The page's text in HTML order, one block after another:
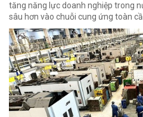
tăng năng lực doanh nghiệp trong
sâu hơn vào chuỗi cung ứng toàn